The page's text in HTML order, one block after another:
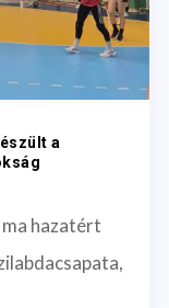
a
hazatért